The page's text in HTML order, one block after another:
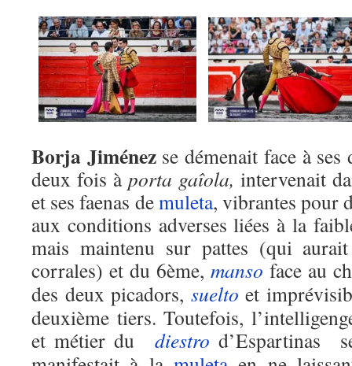
Borja Jiménez se démenait face à
deux fois à porta gaîola, intervenait
et ses faenas demuleta, vibrantes pour
aux conditions adverses liées à la
mais maintenu sur pattes (qui
corrales) et du 6ème, manso face au
des deux picadors, suelto et
deuxième tiers.Toutefois,
et métier du diestro d’Espartinas